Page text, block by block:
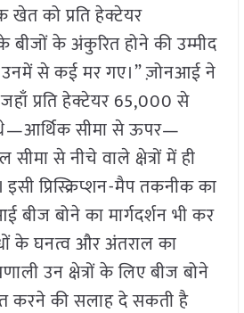
खेत को प्रति हेक्टेयर
के अंकुरित होने की उम्मीद
उनमें से कई मर गए।” ज़ोनआई ने
जहाँ प्रति हेक्टेयर 65,000 से
सीमा से ऊपर—
से नीचे वाले क्षेत्रों में ही
इसी प्रिस्क्रिप्शन-मैप तकनीक का
बोने का मार्गदर्शन भी कर
के घनत्व और अंतराल का
उन क्षेत्रों के लिए बीज बोने
करने की सलाह दे सकती है